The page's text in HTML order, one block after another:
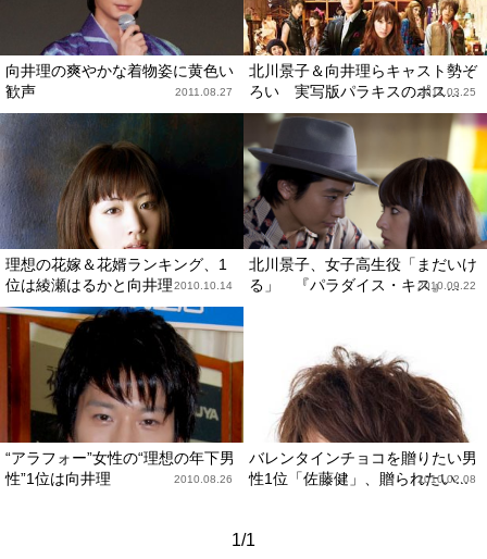
向井理の爽やかな着物姿に黄色い
歓声
2011.08.27
北川景子＆向井理らキャスト勢ぞ
ろい 実写版パラキスのポス...
2011.03.25
理想の花嫁＆花婿ランキング、1
位は綾瀬はるかと向井理2010.10.14
北川景子、女子高生役「まだいけ
る」 『パラダイス・キス』...
2010.09.22
“アラフォー”女性の“理想の年下男
性”1位は向井理
2010.08.26
バレンタインチョコを贈りたい男
性1位「佐藤健」、贈られたい...
2010.02.08
1/1